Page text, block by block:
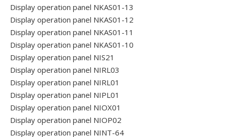
Display operation panel NKAS01-13
Display operation panel NKAS01-12
Display operation panel NKAS01-11
Display operation panel NKAS01-10
Display operation panel NIS21
Display operation panel NIRL03
Display operation panel NIRL01
Display operation panel NIPL01
Display operation panel NIOX01
Display operation panel NIOP02
Display operation panel NINT-64